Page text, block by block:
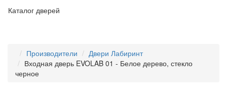
Каталог дверей
Производители
Двери Лабиринт
Входная дверь EVOLAB 01 - Белое дерево, стекло
черное